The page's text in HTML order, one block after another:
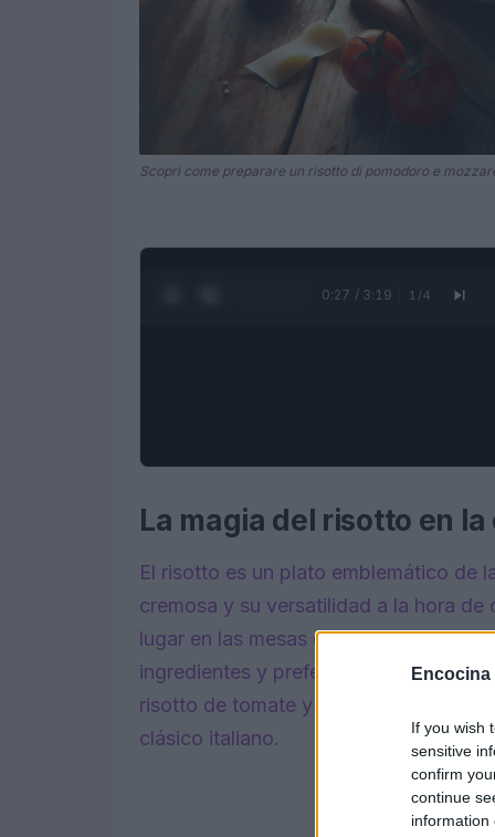
Encocina
If you wish
sensitive
confirm
continue
information
Scopri come preparare un risotto di pomodoro e
0:28 / 3:19 1 /4
La magia del risotto en
El risotto es un plato emblemático de
cremosa y su versatilidad a la hora
lugar en las mesas de todo el mundo,
ingredientes y preferencias. En esta
risotto de tomate y mozzarella, que
clásico italiano.